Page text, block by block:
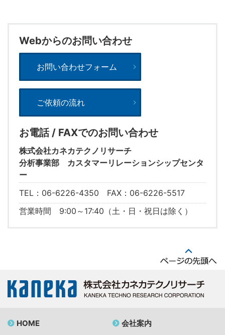
Webからのお問い合わせ
お問い合わせフォーム
ご依頼の流れ
お電話 / FAXでのお問い合わせ
株式会社カネカテクノリサーチ
分析事業部 カスタマーリレーションシップセンタ
ー
TEL：06-6226-4350 FAX：06-6226-5517
営業時間 9:00～17:40（土・日・祝日は除く）
HOME
会社案内